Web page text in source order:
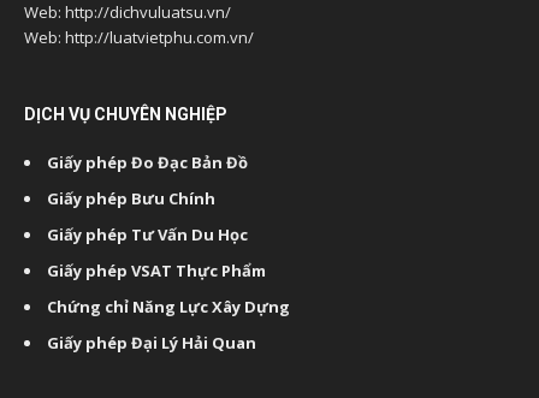
Web: http://dichvuluatsu.vn/
Web: http://luatvietphu.com.vn/
DỊCH VỤ CHUYÊN NGHIỆP
Giấy phép Đo Đạc Bản Đồ
Giấy phép Bưu Chính
Giấy phép Tư Vấn Du Học
Giấy phép VSAT Thực Phẩm
Chứng chỉ Năng Lực Xây Dựng
Giấy phép Đại Lý Hải Quan